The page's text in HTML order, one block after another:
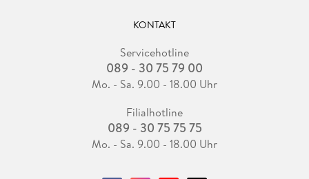
KONTAKT
Servicehotline
089 - 30 75 79 00
Mo. - Sa. 9.00 - 18.00 Uhr
Filialhotline
089 - 30 75 75 75
Mo. - Sa. 9.00 - 18.00 Uhr